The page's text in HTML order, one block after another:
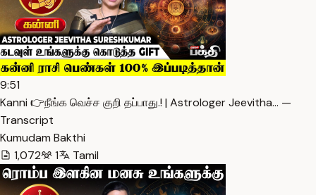
9:51
Kanni 👉நீங்க வெச்ச குறி தப்பாது.! | Astrologer Jeevitha… —
Transcript
Kumudam Bakthi
1,072
1 Tamil